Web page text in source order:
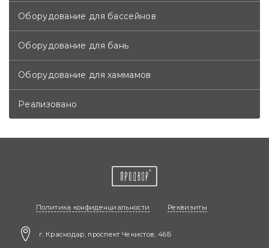
Оборудование для бассейнов
Оборудование для бань
Оборудование для хаммамов
Реализовано
Политика конфиденциальности Реквизиты
г. Краснодар, проспект Чекистов, 46Б​